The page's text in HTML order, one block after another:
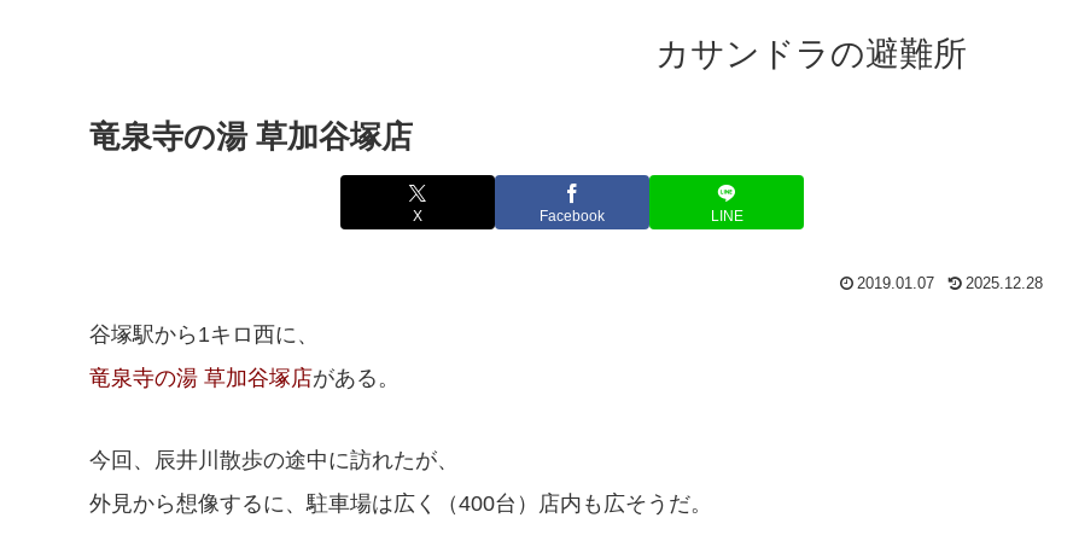
カサンドラの避難所
竜泉寺の湯 草加谷塚店
X Facebook LINE
2019.01.07 2025.12.28
谷塚駅から1キロ西に、
竜泉寺の湯 草加谷塚店がある。
今回、辰井川散歩の途中に訪れたが、
外見から想像するに、駐車場は広く（400台）店内も広そうだ。